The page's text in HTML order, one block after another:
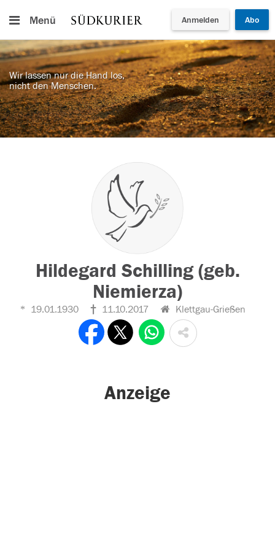
Menü Anmelden Abo
Wir lassen nur die Hand los,
nicht den Menschen.
Hildegard Schilling (geb.
Niemierza)
19.01.1930 11.10.2017 Klettgau-Grießen
Anzeige